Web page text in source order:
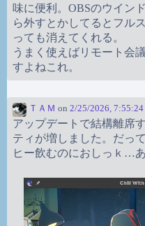
味に便利。OBSのウイン
ら外すとかしてるとフル
っても消えてくれる。
うまく使えばリモート会
すよねこれ。
ＴＡＭ on 2/25/2026, 7:55:24
アップデートで結構離席
ティが増しました。だっ
ヒー飲むのにおしっｋ…